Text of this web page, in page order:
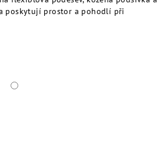
poskytují prostor a pohodlí při